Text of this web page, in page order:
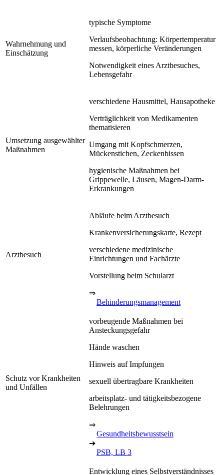
Wahrnehmung und
Einschätzung
typische Symptome
Verlaufsbeobachtung: Körpertemperatur
messen, körperliche Veränderungen
Notwendigkeit eines Arztbesuches,
Lebensgefahr
Umsetzung ausgewählter
Maßnahmen
verschiedene Hausmittel, Hausapotheke
Verträglichkeit von Medikamenten
thematisieren
Umgang mit Kopfschmerzen,
Mückenstichen, Zeckenbissen
hygienische Maßnahmen bei
Grippewelle, Läusen, Magen-Darm-
Erkrankungen
Arztbesuch
Abläufe beim Arztbesuch
Krankenversicherungskarte, Rezept
verschiedene medizinische
Einrichtungen und Fachärzte
Vorstellung beim Schularzt
⇒
Behinderungsmanagement
Schutz vor Krankheiten
und Unfällen
vorbeugende Maßnahmen bei
Ansteckungsgefahr
Hände waschen
Hinweis auf Impfungen
sexuell übertragbare Krankheiten
arbeitsplatz- und tätigkeitsbezogene
Belehrungen
⇒
Gesundheitsbewusstsein
➔
PSB, LB 3
Entwicklung eines Selbstverständnisses